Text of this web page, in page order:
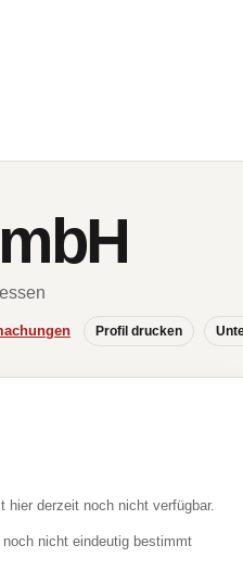
Profil drucken
hier derzeit noch nicht verfügbar.
nicht eindeutig bestimmt